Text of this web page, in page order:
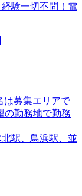
験一切不問！電
募集エリアで
の勤務地で勤務
駅、鳥浜駅、並